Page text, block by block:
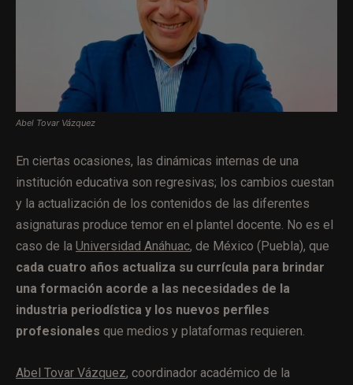
Abel Tovar Vázquez
En ciertas ocasiones, las dinámicas internas de una
institución educativa son regresivas; los cambios cuestan
y la actualización de los contenidos de las diferentes
asignaturas produce temor en el plantel docente. No es el
caso de la Universidad Anáhuac, de México (Puebla), que
cada cuatro años actualiza su currícula para brindar
una formación acorde a las necesidades de la
industria periodística y los nuevos perfiles
profesionales que medios y plataformas requieren.
Abel Tovar Vázquez, coordinador académico de la